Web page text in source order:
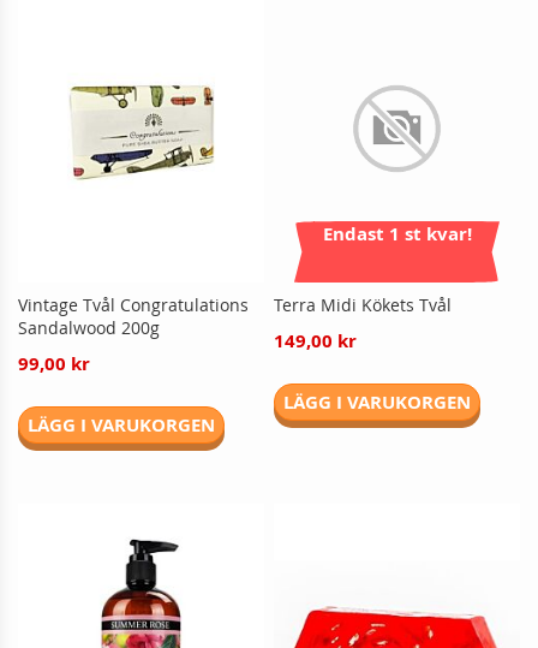
Vintage Tvål Congratulations
Sandalwood 200g
99,00 kr
LÄGG I VARUKORGEN
Endast 1 st kvar!
Terra Midi Kökets Tvål
149,00 kr
LÄGG I VARUKORGEN